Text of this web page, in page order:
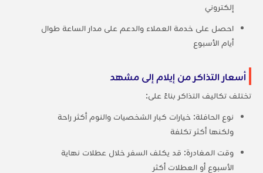
إلكتروني
احصل على خدمة العملاء والدعم على مدار الساعة طوال
أيام الأسبوع
أسعار التذاكر من إيلام إلى مشهد
تختلف تكاليف التذاكر بناءً على:
نوع الحافلة: خيارات كبار الشخصيات والنوم أكثر راحة
ولكنها أكثر تكلفة
وقت المغادرة: قد يكلف السفر خلال عطلات نهاية
الأسبوع أو العطلات أكثر